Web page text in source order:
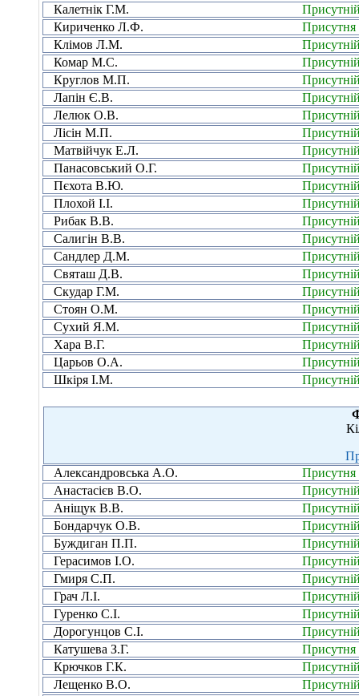
Калетнік Г.М.
Кириченко Л.Ф.
Присутня
Клімов Л.М.
Комар М.С.
Круглов М.П.
Лапін Є.В.
Лелюк О.В.
Лісін М.П.
Матвійчук Е.Л.
Панасовський О.Г.
Пєхота В.Ю.
Плохой І.І.
Рибак В.В.
Салигін В.В.
Сандлер Д.М.
Святаш Д.В.
Скудар Г.М.
Стоян О.М.
Сухий Я.М.
Хара В.Г.
Царьов О.А.
Шкіря І.М.
Александровська А.О.
Присутня
Анастасієв В.О.
Аніщук В.В.
Бондарчук О.В.
Буждиган П.П.
Герасимов І.О.
Гмиря С.П.
Грач Л.І.
Гуренко С.І.
Дорогунцов С.І.
Катушева З.Г.
Присутня
Крючков Г.К.
Лещенко В.О.